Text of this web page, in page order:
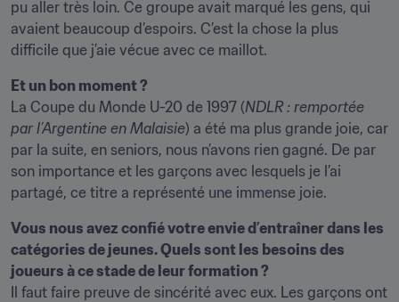
pu aller très loin. Ce groupe avait marqué les gens, qui
avaient beaucoup d’espoirs. C’est la chose la plus
difficile que j’aie vécue avec ce maillot.
Et un bon moment ?
La Coupe du Monde U-20 de 1997 (NDLR : remportée
par l’Argentine en Malaisie) a été ma plus grande joie, car
par la suite, en seniors, nous n’avons rien gagné. De par
son importance et les garçons avec lesquels je l’ai
partagé, ce titre a représenté une immense joie.
Vous nous avez confié votre envie d’entraîner dans les
catégories de jeunes. Quels sont les besoins des
joueurs à ce stade de leur formation ?
Il faut faire preuve de sincérité avec eux. Les garçons ont